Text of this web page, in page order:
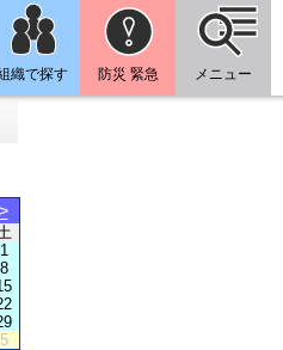
織で探す 防災 緊急 メニュー
1
8
5